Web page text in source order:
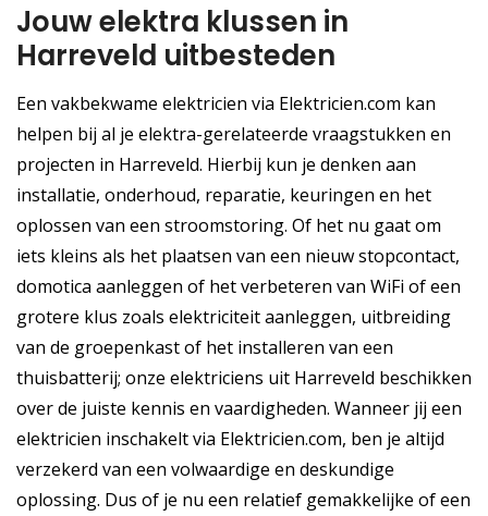
Jouw elektra klussen in
Harreveld uitbesteden
Een vakbekwame elektricien via Elektricien.com kan
helpen bij al je elektra-gerelateerde vraagstukken en
projecten in Harreveld. Hierbij kun je denken aan
installatie, onderhoud, reparatie, keuringen en het
oplossen van een stroomstoring. Of het nu gaat om
iets kleins als het plaatsen van een nieuw stopcontact,
domotica aanleggen of het verbeteren van WiFi of een
grotere klus zoals elektriciteit aanleggen, uitbreiding
van de groepenkast of het installeren van een
thuisbatterij; onze elektriciens uit Harreveld beschikken
over de juiste kennis en vaardigheden. Wanneer jij een
elektricien inschakelt via Elektricien.com, ben je altijd
verzekerd van een volwaardige en deskundige
oplossing. Dus of je nu een relatief gemakkelijke of een